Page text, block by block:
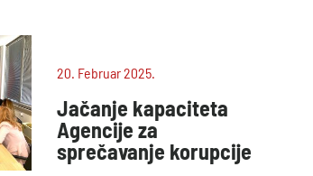
20. Februar 2025.
Jačanje kapaciteta
Agencije za
sprečavanje korupcije